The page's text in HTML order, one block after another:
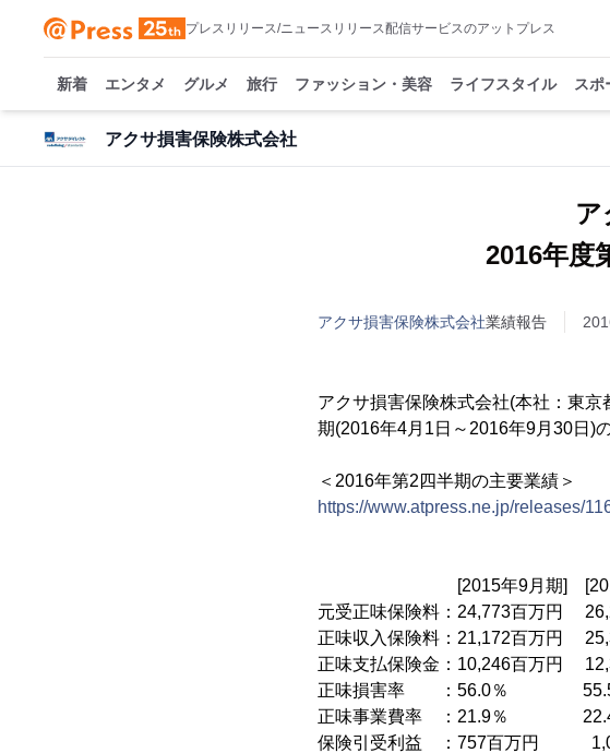
プレスリリース/ニュースリリース配信サービスのアットプレス
新着 エンタメ グルメ 旅行 ファッション・美容 ライフスタイル スポ
アクサ損害保険株式会社
2016年度
アクサ損害保険株式会社業績報告
アクサ損害保険株式会社(本社：東
期(2016年4月1日～2016年9月30日)
＜2016年第2四半期の主要業績＞
https://www.atpress.ne.jp/releases/
[2015年9月期] [2016年9
元受正味保険料：24,773百万円
正味収入保険料：21,172百万円
正味支払保険金：10,246百万円
正味損害率 ：56.0％
正味事業費率 ：21.9％
保険引受利益 ：757百万円